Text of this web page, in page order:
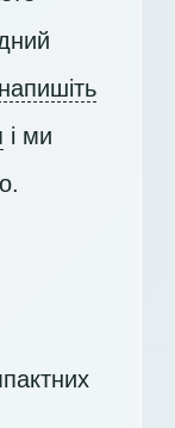
напишіть
і ми